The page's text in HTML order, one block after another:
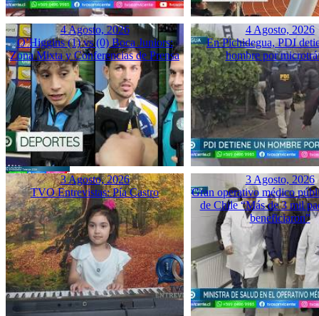
4 Agosto, 2026
O’Higgins (1) vs (0) Boca Juniors:
Zona Mixta y Conferencias de Prensa
4 Agosto, 2026
En Pichidegua, PDI
hombre por
3 Agosto, 2026
TVO Entrevistas: Pía Castro
3 Agosto, 2026
Gran operativo médico
de Chile “Más de 3 mil
beneficiaron”